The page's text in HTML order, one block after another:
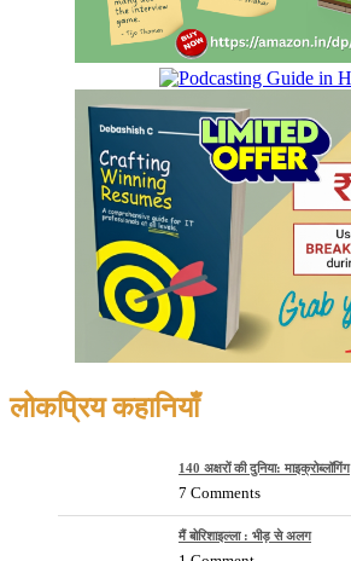
लोकप्रिय कहानियाँ
140 अक्षरों की दुनिया: माइक्रोब्लॉगिंग
7 Comments
मैं बोरिशाइल्ला : भीड़ से अलग